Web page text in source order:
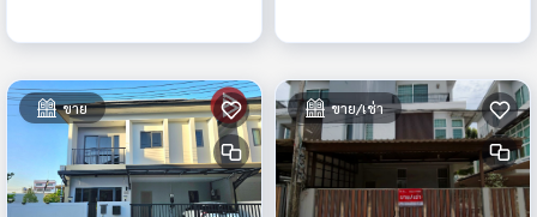
ขาย ขาย/เช่า